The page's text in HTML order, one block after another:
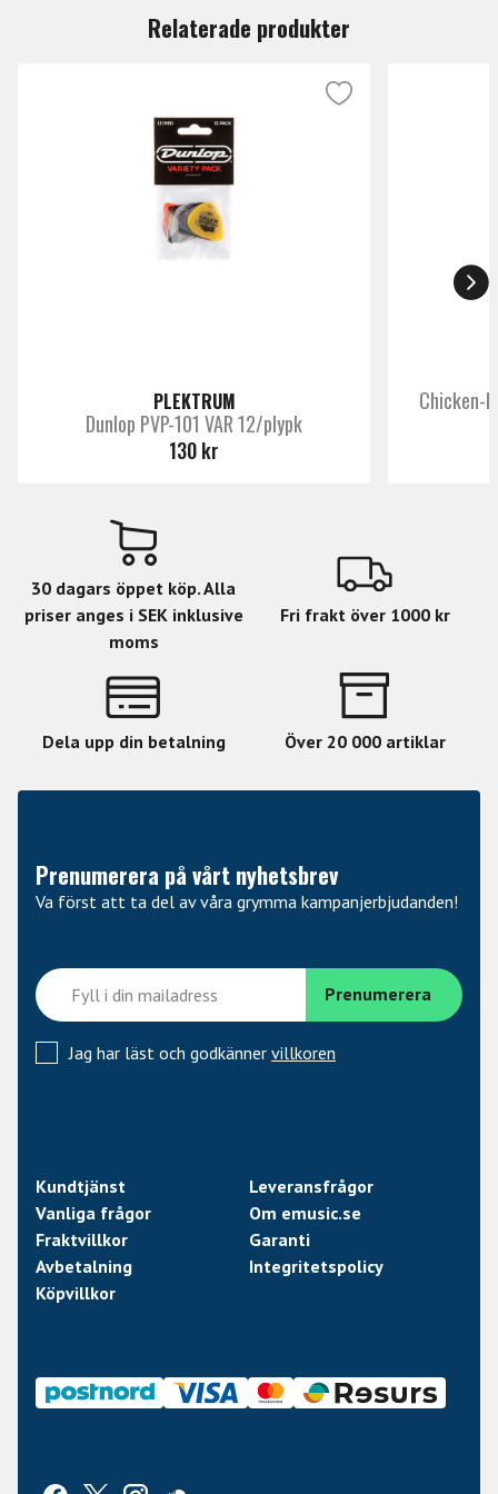
Singelpack
Relaterade produkter
PLEKTRUM
Dunlop PVP-101 VAR 12/plypk
130 kr
Chicken-
30 dagars öppet köp. Alla
priser anges i SEK inklusive
moms
Fri frakt över 1000 kr
Dela upp din betalning Över 20 000 artiklar
Prenumerera på vårt nyhetsbrev
Va först att ta del av våra grymma kampanjerbjudanden!
Jag har läst och godkänner villkoren
Kundtjänst
Leveransfrågor
Vanliga frågor
Om emusic.se
Fraktvillkor
Garanti
Avbetalning
Integritetspolicy
Köpvillkor